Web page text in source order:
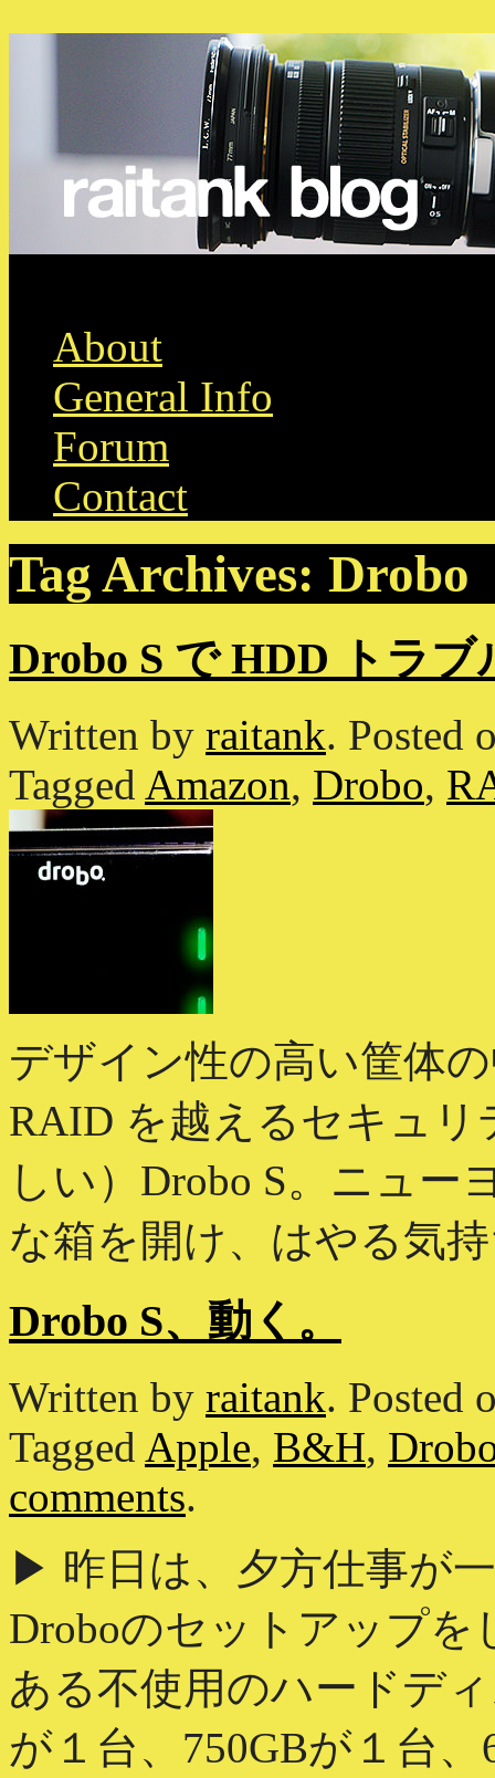
About
General Info
Forum
Contact
Tag Archives: Drobo
Drobo S で HDD トラブ
Written by raitank. Posted
Tagged Amazon, Drobo,
デザイン性の高い筐体
RAID を越えるセキュ
しい）Drobo S。ニュ
な箱を開け、はやる気
Drobo S、動く。
Written by raitank. Posted
Tagged Apple, B&H,
comments.
▶ 昨日は、夕方仕事が
Droboのセットアップ
ある不使用のハードデ
が１台、750GBが１台